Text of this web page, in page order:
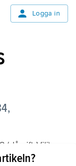
Logga in
(då gift Vili)
andra